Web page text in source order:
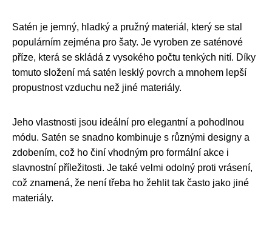
Satén je jemný, hladký a pružný materiál, který se stal
populárním zejména pro šaty. Je vyroben ze saténové
příze, která se skládá z vysokého počtu tenkých nití. Díky
tomuto složení má satén lesklý povrch a mnohem lepší
propustnost vzduchu než jiné materiály.
Jeho vlastnosti jsou ideální pro elegantní a pohodlnou
módu. Satén se snadno kombinuje s různými designy a
zdobením, což ho činí vhodným pro formální akce i
slavnostní příležitosti. Je také velmi odolný proti vrásení,
což znamená, že není třeba ho žehlit tak často jako jiné
materiály.